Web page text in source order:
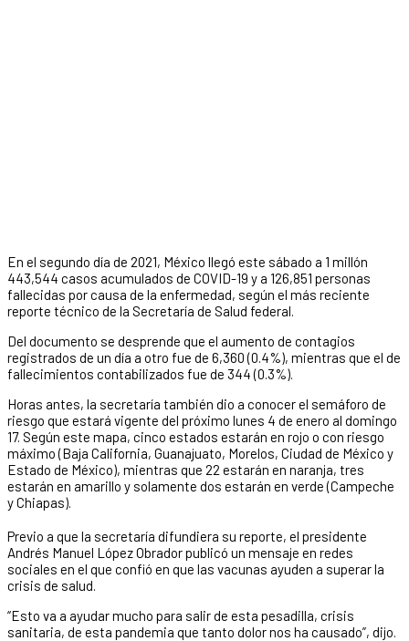
En el segundo día de 2021, México llegó este sábado a 1 millón
443,544 casos acumulados de COVID-19 y a 126,851 personas
fallecidas por causa de la enfermedad, según el más reciente
reporte técnico de la Secretaría de Salud federal.
Del documento se desprende que el aumento de contagios
registrados de un día a otro fue de 6,360 (0.4%), mientras que el de
fallecimientos contabilizados fue de 344 (0.3%).
Horas antes, la secretaría también dio a conocer el semáforo de
riesgo que estará vigente del próximo lunes 4 de enero al domingo
17. Según este mapa, cinco estados estarán en rojo o con riesgo
máximo (Baja California, Guanajuato, Morelos, Ciudad de México y
Estado de México), mientras que 22 estarán en naranja, tres
estarán en amarillo y solamente dos estarán en verde (Campeche
y Chiapas).
Previo a que la secretaría difundiera su reporte, el presidente
Andrés Manuel López Obrador publicó un mensaje en redes
sociales en el que confió en que las vacunas ayuden a superar la
crisis de salud.
“Esto va a ayudar mucho para salir de esta pesadilla, crisis
sanitaria, de esta pandemia que tanto dolor nos ha causado”, dijo.